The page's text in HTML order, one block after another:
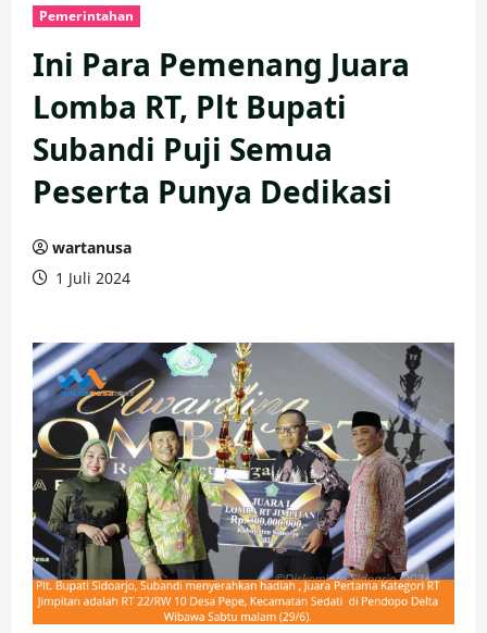
Pemerintahan
Ini Para Pemenang Juara
Lomba RT, Plt Bupati
Subandi Puji Semua
Peserta Punya Dedikasi
wartanusa
1 Juli 2024